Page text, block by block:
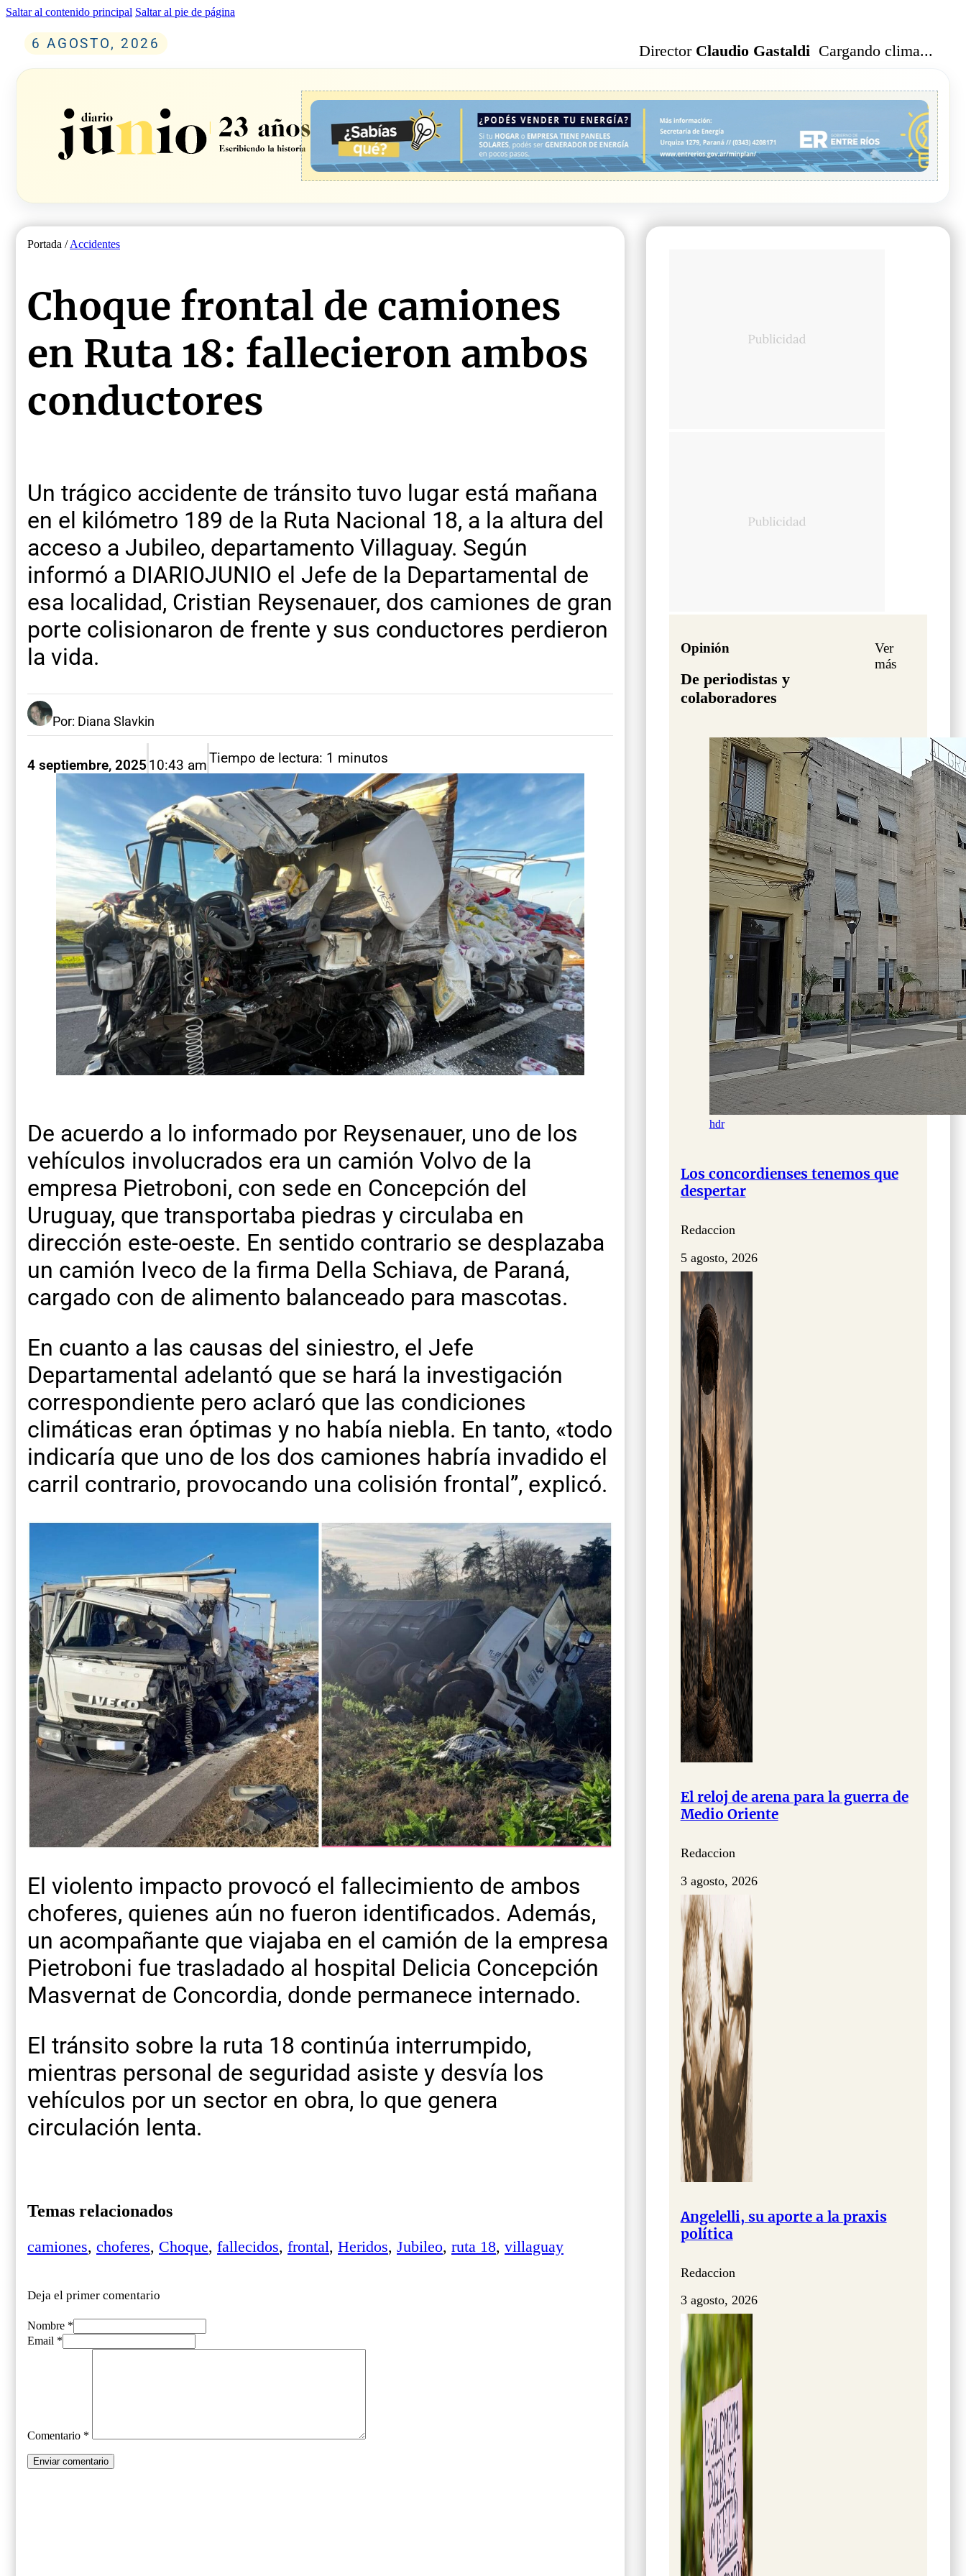
Saltar al contenido principal Saltar al pie de página
6 AGOSTO, 2026 Director Claudio Gastaldi Cargando clima...
Portada /Accidentes
Choque frontal de camiones
en Ruta 18: fallecieron ambos
conductores
Un trágico accidente de tránsito tuvo lugar está mañana
en el kilómetro 189 de la Ruta Nacional 18, a la altura del
acceso a Jubileo, departamento Villaguay. Según
informó a DIARIOJUNIO el Jefe de la Departamental de
esa localidad, Cristian Reysenauer, dos camiones de gran
porte colisionaron de frente y sus conductores perdieron
la vida.
Por: Diana Slavkin
4 septiembre, 2025 10:43 amTiempo de lectura: 1 minutos
De acuerdo a lo informado por Reysenauer, uno de los
vehículos involucrados era un camión Volvo de la
empresa Pietroboni, con sede en Concepción del
Uruguay, que transportaba piedras y circulaba en
dirección este-oeste. En sentido contrario se desplazaba
un camión Iveco de la firma Della Schiava, de Paraná,
cargado con de alimento balanceado para mascotas.
En cuanto a las causas del siniestro, el Jefe
Departamental adelantó que se hará la investigación
correspondiente pero aclaró que las condiciones
climáticas eran óptimas y no había niebla. En tanto, «todo
indicaría que uno de los dos camiones habría invadido el
carril contrario, provocando una colisión frontal”, explicó.
El violento impacto provocó el fallecimiento de ambos
choferes, quienes aún no fueron identificados. Además,
un acompañante que viajaba en el camión de la empresa
Pietroboni fue trasladado al hospital Delicia Concepción
Masvernat de Concordia, donde permanece internado.
El tránsito sobre la ruta 18 continúa interrumpido,
mientras personal de seguridad asiste y desvía los
vehículos por un sector en obra, lo que genera
circulación lenta.
Temas relacionados
camiones, choferes, Choque, fallecidos, frontal, Heridos, Jubileo, ruta 18, villaguay
Deja el primer comentario
Nombre *
Email *
Comentario *
Opinión
De periodistas y
colaboradores
Ver
más
hdr
Los concordienses tenemos que
despertar
Redaccion
5 agosto, 2026
El reloj de arena para la guerra de
Medio Oriente
Redaccion
3 agosto, 2026
Angelelli, su aporte a la praxis
política
Redaccion
3 agosto, 2026